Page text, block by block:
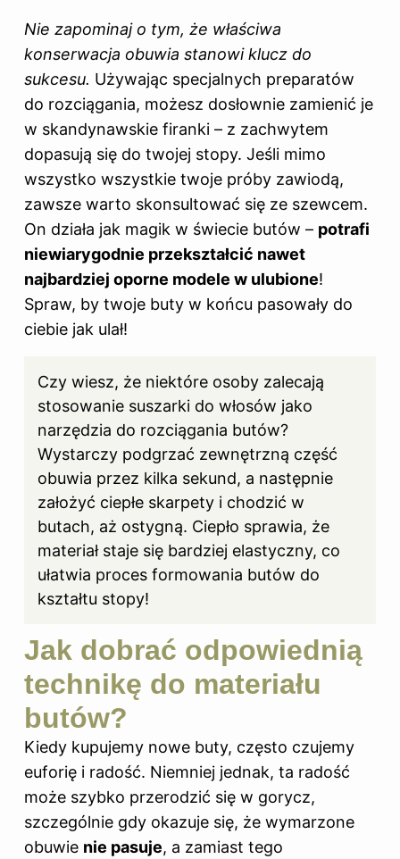
Nie zapominaj o tym, że właściwa
konserwacja obuwia stanowi klucz do
sukcesu. Używając specjalnych preparatów
do rozciągania, możesz dosłownie zamienić je
w skandynawskie firanki – z zachwytem
dopasują się do twojej stopy. Jeśli mimo
wszystko wszystkie twoje próby zawiodą,
zawsze warto skonsultować się ze szewcem.
On działa jak magik w świecie butów – potrafi
niewiarygodnie przekształcić nawet
najbardziej oporne modele w ulubione!
Spraw, by twoje buty w końcu pasowały do
ciebie jak ulał!
Czy wiesz, że niektóre osoby zalecają
stosowanie suszarki do włosów jako
narzędzia do rozciągania butów?
Wystarczy podgrzać zewnętrzną część
obuwia przez kilka sekund, a następnie
założyć ciepłe skarpety i chodzić w
butach, aż ostygną. Ciepło sprawia, że
materiał staje się bardziej elastyczny, co
ułatwia proces formowania butów do
kształtu stopy!
Jak dobrać odpowiednią
technikę do materiału
butów?
Kiedy kupujemy nowe buty, często czujemy
euforię i radość. Niemniej jednak, ta radość
może szybko przerodzić się w gorycz,
szczególnie gdy okazuje się, że wymarzone
obuwie nie pasuje, a zamiast tego